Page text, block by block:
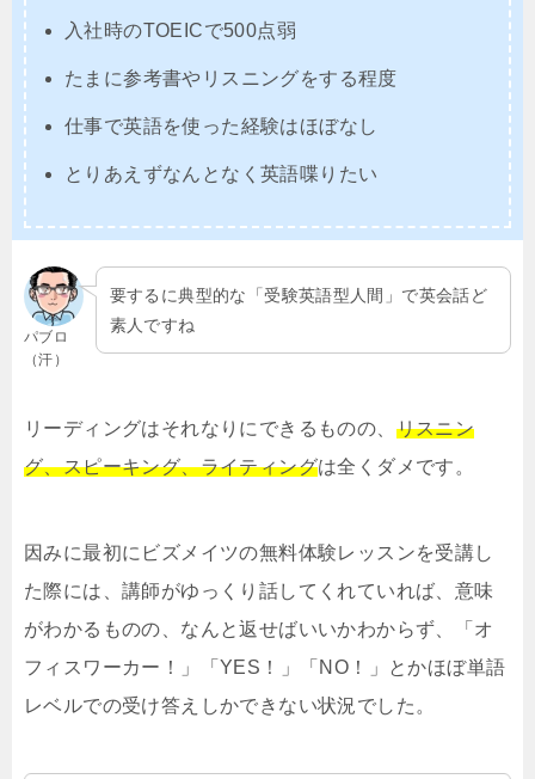
入社時のTOEICで500点弱
たまに参考書やリスニングをする程度
仕事で英語を使った経験はほぼなし
とりあえずなんとなく英語喋りたい
パブロ
（汗）
要するに典型的な「受験英語型人間」で英会話ど
素人ですね
リーディングはそれなりにできるものの、 リスニン
グ、スピーキング、ライティングは全くダメです。
因みに最初にビズメイツの無料体験レッスンを受講し
た際には、講師がゆっくり話してくれていれば、意味
がわかるものの、なんと返せばいいかわからず、「オ
フィスワーカー！」「YES！」「NO！」とかほぼ単語
レベルでの受け答えしかできない状況でした。